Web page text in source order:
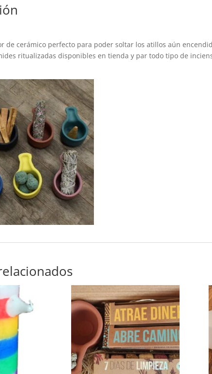
de cerámico perfecto para poder soltar los atillos aún
ritualizadas disponibles en tienda y par todo tipo de